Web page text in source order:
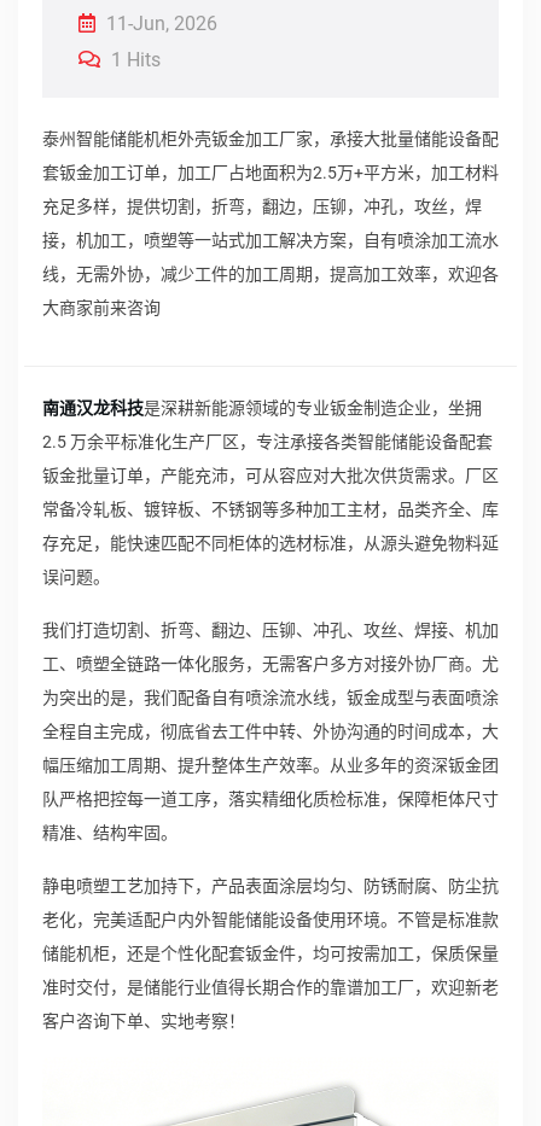
11-Jun, 2026
1 Hits
泰州智能储能机柜外壳钣金加工厂家，承接大批量储能设备配
套钣金加工订单，加工厂占地面积为2.5万+平方米，加工材料
充足多样，提供切割，折弯，翻边，压铆，冲孔，攻丝，焊
接，机加工，喷塑等一站式加工解决方案，自有喷涂加工流水
线，无需外协，减少工件的加工周期，提高加工效率，欢迎各
大商家前来咨询
南通汉龙科技是深耕新能源领域的专业钣金制造企业，坐拥
2.5 万余平标准化生产厂区，专注承接各类智能储能设备配套
钣金批量订单，产能充沛，可从容应对大批次供货需求。厂区
常备冷轧板、镀锌板、不锈钢等多种加工主材，品类齐全、库
存充足，能快速匹配不同柜体的选材标准，从源头避免物料延
误问题。
我们打造切割、折弯、翻边、压铆、冲孔、攻丝、焊接、机加
工、喷塑全链路一体化服务，无需客户多方对接外协厂商。尤
为突出的是，我们配备自有喷涂流水线，钣金成型与表面喷涂
全程自主完成，彻底省去工件中转、外协沟通的时间成本，大
幅压缩加工周期、提升整体生产效率。从业多年的资深钣金团
队严格把控每一道工序，落实精细化质检标准，保障柜体尺寸
精准、结构牢固。
静电喷塑工艺加持下，产品表面涂层均匀、防锈耐腐、防尘抗
老化，完美适配户内外智能储能设备使用环境。不管是标准款
储能机柜，还是个性化配套钣金件，均可按需加工，保质保量
准时交付，是储能行业值得长期合作的靠谱加工厂，欢迎新老
客户咨询下单、实地考察！